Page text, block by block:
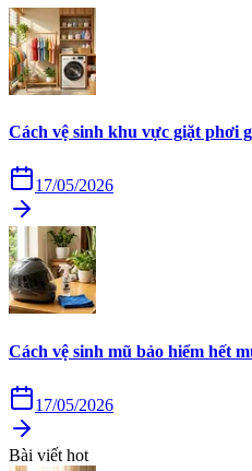
Cách vệ sinh khu vực giặt phơi
17/05/2026
Cách vệ sinh mũ bảo hiểm hết
17/05/2026
Bài viết hot